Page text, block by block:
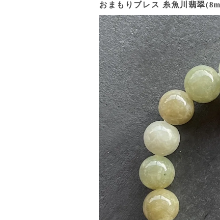
おまもりブレス 糸魚川翡翠